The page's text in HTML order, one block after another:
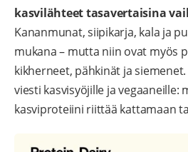
kasvilähteet tasavertaisina
Kananmunat, siipikarja, kala ja
mukana – mutta niin ovat myös
kikherneet, pähkinät ja
viesti kasvisyöjille ja vegaaneille:
kasviproteiini riittää kattamaan